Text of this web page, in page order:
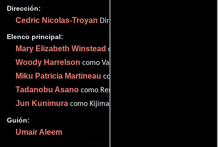
Dirección:
Cedric Nicolas-Troyan Dirección
Elenco principal:
Mary Elizabeth Winstead como Kate
Woody Harrelson como Varrick
Miku Patricia Martineau como Ani
Tadanobu Asano como Renji
Jun Kunimura como Kijima
Guión:
Umair Aleem